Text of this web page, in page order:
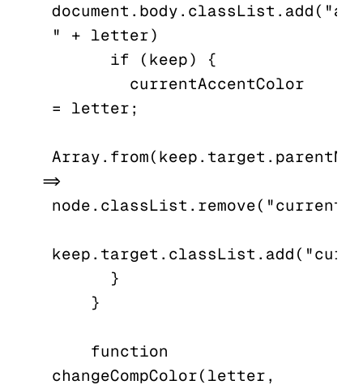
" + letter)
= letter;
=>
changeCompColor(letter,